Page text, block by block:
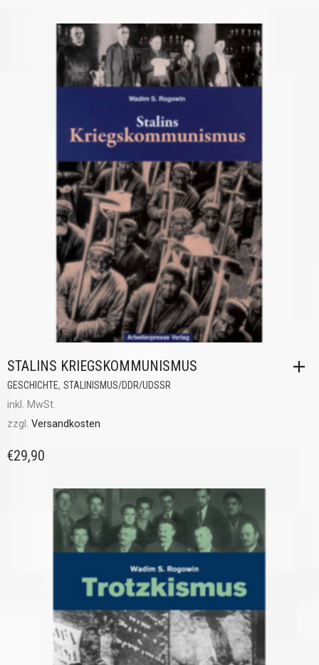
STALINS KRIEGSKOMMUNISMUS
GESCHICHTE, STALINISMUS/DDR/UDSSR
inkl. MwSt.
zzgl. Versandkosten
€29,90